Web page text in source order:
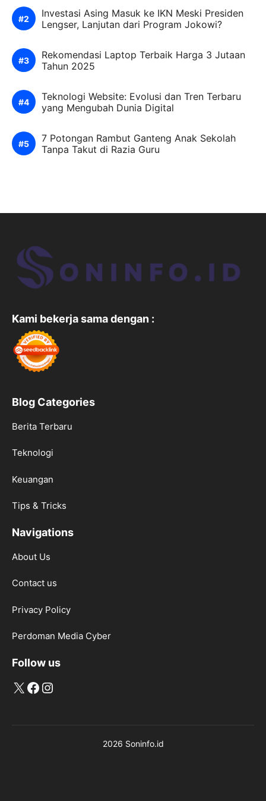
Investasi Asing Masuk ke IKN Meski Presiden
Lengser, Lanjutan dari Program Jokowi?
Rekomendasi Laptop Terbaik Harga 3 Jutaan
Tahun 2025
Teknologi Website: Evolusi dan Tren Terbaru
yang Mengubah Dunia Digital
7 Potongan Rambut Ganteng Anak Sekolah
Tanpa Takut di Razia Guru
Kami bekerja sama dengan :
Blog Categories
Berita Terbaru
Teknologi
Keuangan
Tips & Tricks
Navigations
About Us
Contact us
Privacy Policy
Perdoman Media Cyber
Follow us
X Facebook
Instagram
2026 Soninfo.id